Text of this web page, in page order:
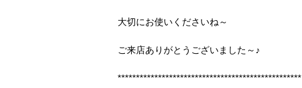
大切にお使いくださいね～
ご来店ありがとうございました～♪
**************************************************